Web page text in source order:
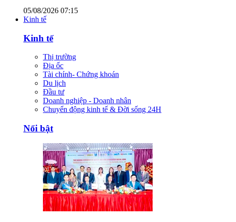
05/08/2026 07:15
Kinh tế
Kinh tế
Thị trường
Địa ốc
Tài chính- Chứng khoán
Du lịch
Đầu tư
Doanh nghiệp - Doanh nhân
Chuyển động kinh tế & Đời sống 24H
Nổi bật